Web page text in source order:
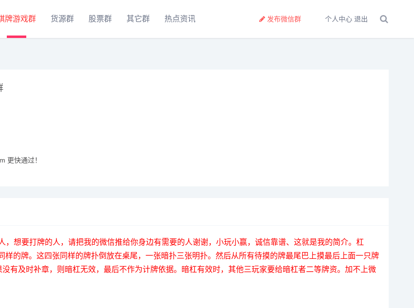
牌游戏群 货源群 股票群 其它群 热点资讯 个人中心 退出
发布微信群
更快通过！
想要打牌的人，请把我的微信推给你身边有需要的人谢谢，小玩小赢，诚信靠谱、这就是我的简介。杠
的牌。这四张同样的牌扑倒放在桌尾，一张暗扑三张明扑。然后从所有待摸的牌最尾巴上摸最后上面一只牌
有及时补章，则暗杠无效，最后不作为计牌依据。暗杠有效时，其他三玩家要给暗杠者二等牌资。加不上微